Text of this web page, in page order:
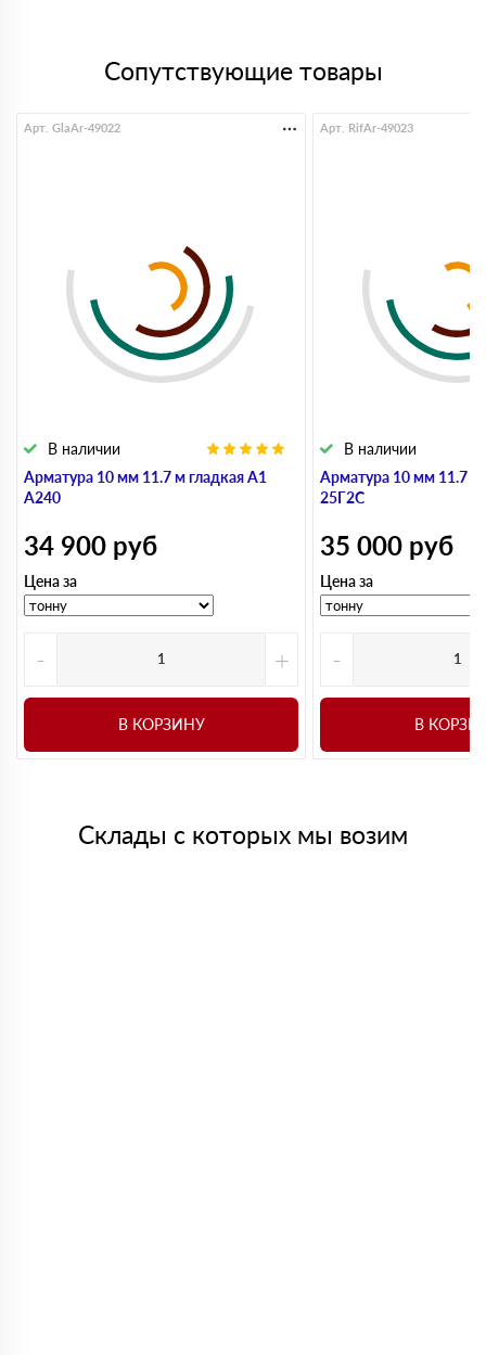
Сопутствующие товары
Арматура 10 мм 11.7 м гладкая А1
А240
В наличии
Арт. GlaAr-49022
34 900 руб
Цена за
- +
В КОРЗИНУ
Арматура 10 мм 11.7 м
25Г2С
В наличии
Арт. RifAr-49023
35 000 руб
Цена за
-
В
Склады с которых мы возим